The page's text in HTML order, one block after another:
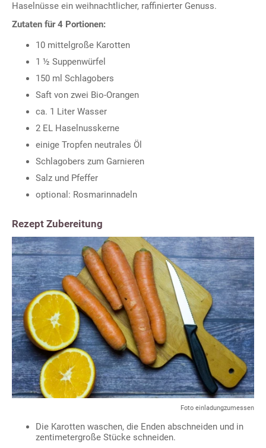
Haselnüsse ein weihnachtlicher, raffinierter Genuss.
Zutaten für 4 Portionen:
10 mittelgroße Karotten
1 ½ Suppenwürfel
150 ml Schlagobers
Saft von zwei Bio-Orangen
ca. 1 Liter Wasser
2 EL Haselnusskerne
einige Tropfen neutrales Öl
Schlagobers zum Garnieren
Salz und Pfeffer
optional: Rosmarinnadeln
Rezept Zubereitung
Foto einladungzumessen
Die Karotten waschen, die Enden abschneiden und in
zentimetergroße Stücke schneiden.